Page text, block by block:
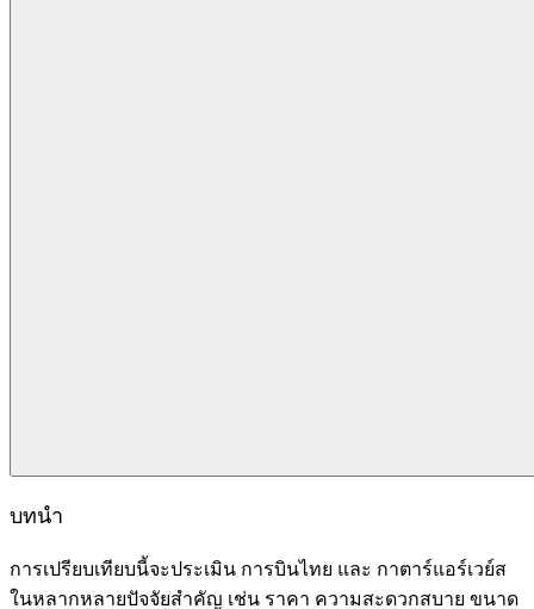
บทนำ
การเปรียบเทียบนี้จะประเมิน การบินไทย และ กาตาร์แอร์เวย์ส
ในหลากหลายปัจจัยสำคัญ เช่น ราคา ความสะดวกสบาย ขนาด